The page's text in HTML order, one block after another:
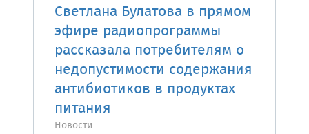
Светлана Булатова в прямом
эфире радиопрограммы
рассказала потребителям о
недопустимости содержания
антибиотиков в продуктах
питания
Новости